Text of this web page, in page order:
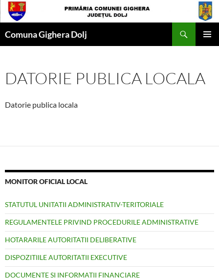
Skip
to
Comuna Gighera Dolj
DATORIE PUBLICA LOCALA
Datorie publica locala
MONITOR OFICIAL LOCAL
STATUTUL UNITATII ADMINISTRATIV-TERITORIALE
REGULAMENTELE PRIVIND PROCEDURILE ADMINISTRATIVE
HOTARARILE AUTORITATII DELIBERATIVE
DISPOZITIILE AUTORITATII EXECUTIVE
DOCUMENTE SI INFORMATII FINANCIARE